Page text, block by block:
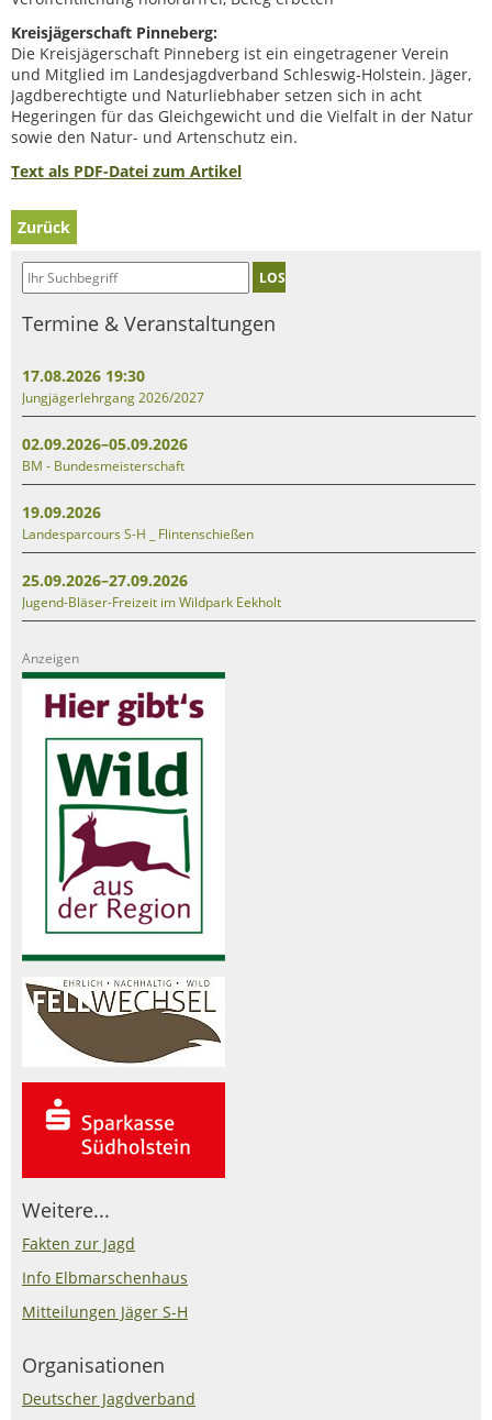
Kreisjägerschaft Pinneberg:
Die Kreisjägerschaft Pinneberg ist ein eingetragener Verein
und Mitglied im Landesjagdverband Schleswig-Holstein. Jäger,
Jagdberechtigte und Naturliebhaber setzen sich in acht
Hegeringen für das Gleichgewicht und die Vielfalt in der Natur
sowie den Natur- und Artenschutz ein.
Text als PDF-Datei zum Artikel
Zurück
LOS
Termine & Veranstaltungen
17.08.2026 19:30
Jungjägerlehrgang 2026/2027
02.09.2026–05.09.2026
BM - Bundesmeisterschaft
19.09.2026
Landesparcours S-H _ Flintenschießen
25.09.2026–27.09.2026
Jugend-Bläser-Freizeit im Wildpark Eekholt
Anzeigen
Weitere...
Fakten zur Jagd
Info Elbmarschenhaus
Mitteilungen Jäger S-H
Organisationen
Deutscher Jagdverband